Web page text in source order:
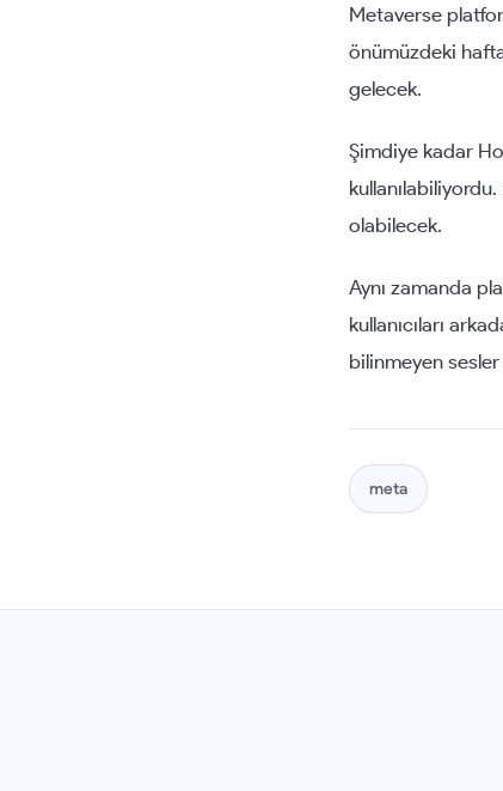
Metaverse
önümüzdeki
gelecek.
Şimdiye kadar
olabilecek.
Aynı zamanda
kullanıcıları
bilinmeyen
meta